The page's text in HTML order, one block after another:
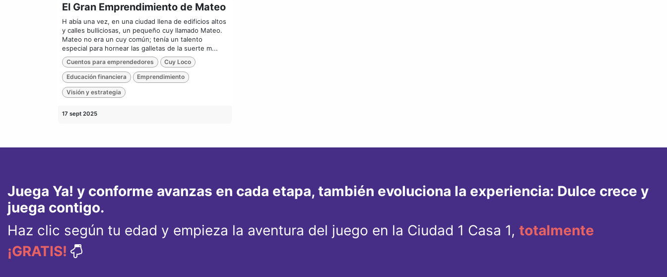
El Gran Emprendimiento de Mateo
H abía una vez, en una ciudad llena de edificios altos
y calles bulliciosas, un pequeño cuy llamado Mateo.
Mateo no era un cuy común; tenía un talento
especial para hornear las galletas de la suerte m...
Cuentos para emprendedores Cuy Loco
Educación financiera Emprendimiento
Visión y estrategia
17 sept 2025
Juega Ya! y conforme avanzas en cada etapa, también evoluciona la experiencia: Dulce crece y
juega contigo.
Haz clic según tu edad y empieza la aventura del juego en la Ciudad 1 Casa 1, totalmente
¡GRATIS!